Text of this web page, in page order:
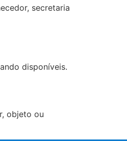
secretaria
disponíveis.
objeto ou